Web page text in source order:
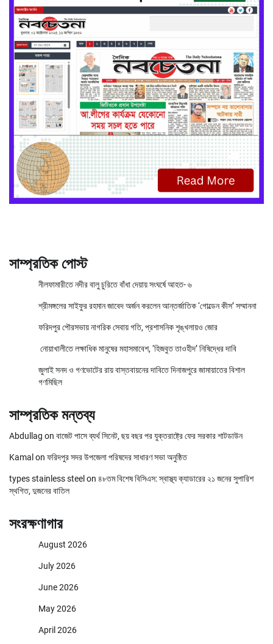
সাম্প্রতিক পোস্ট
নীলফামারীতে নদীর বালু চুরিতে বাঁধা দেয়ায় সংঘর্ষে আহত- ৬
শ্রীমঙ্গলের সাইফুর রহমান জাবেদ অর্জন করলেন আন্তর্জাতিক ‘গোল্ডেন কীস’ সম্মাননা
ফরিদপুর পৌরসভায় নাগরিক সেবায় গতি, প্রশাসনিক শৃঙ্খলায়ও জোর
নোয়াখালীতে লক্ষাধিক মানুষের মহাসমাবেশ, ‘হিজবুত তাওহীদ’ নিষিদ্ধের দাবি
জুলাই সনদ ও গণভোটের রায় বাস্তবায়নের দাবিতে দিনাজপুরে জামায়াতের বিশাল
গণমিছিল
সাম্প্রতিক মন্তব্য
Abdullag on বাজেট পাসে ব্যর্থ সিনেট, ছয় বছর পর যুক্তরাষ্ট্রে ফের সরকার শাটডাউন
Kamal on ফরিদপুর সদর উপজেলা পরিষদের সাধারণ সভা অনুষ্ঠিত
types stainless steel on ৪৮তম বিশেষ বিসিএস: স্বাস্থ্য ক্যাডারের ২১ জনের সুপারিশ
স্থগিত, দুজনের বাতিল
সংরক্ষণাগার
August 2026
July 2026
June 2026
May 2026
April 2026